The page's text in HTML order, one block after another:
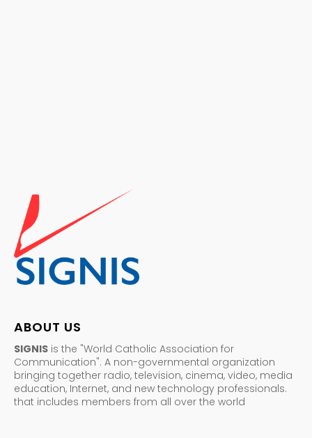
ABOUT US
SIGNIS is the "World Catholic Association for
Communication". A non-governmental organization
bringing together radio, television, cinema, video, media
education, Internet, and new technology professionals.
that includes members from all over the world